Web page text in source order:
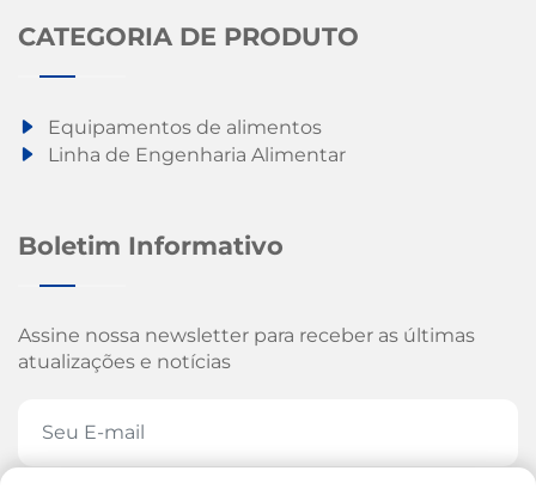
CATEGORIA DE PRODUTO
Equipamentos de alimentos
Linha de Engenharia Alimentar
Boletim Informativo
Assine nossa newsletter para receber as últimas
atualizações e notícias